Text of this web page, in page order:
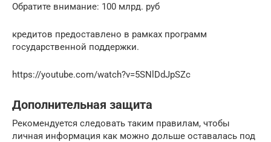
Обратите внимание: 100 млрд. руб
кредитов предоставлено в рамках программ
государственной поддержки.
https://youtube.com/watch?v=5SNlDdJpSZc
Дополнительная защита
Рекомендуется следовать таким правилам, чтобы
личная информация как можно дольше оставалась под